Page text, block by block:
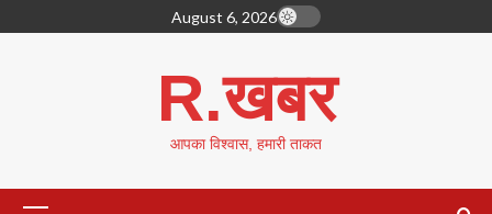
to
August 6, 2026
R.खबर
आपका विश्वास, हमारी ताकत